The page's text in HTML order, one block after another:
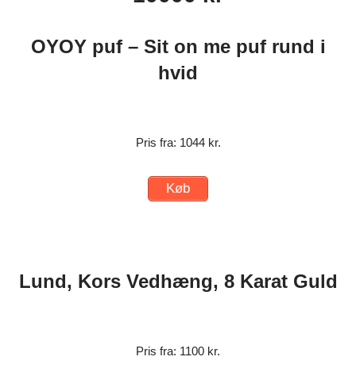
OYOY puf – Sit on me puf rund i
hvid
Pris fra: 1044 kr.
Køb
Lund, Kors Vedhæng, 8 Karat Guld
Pris fra: 1100 kr.